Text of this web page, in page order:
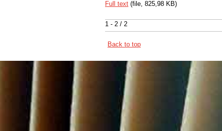
1 - 2 / 2
Full text (file, 825,98 KB)
Back to top